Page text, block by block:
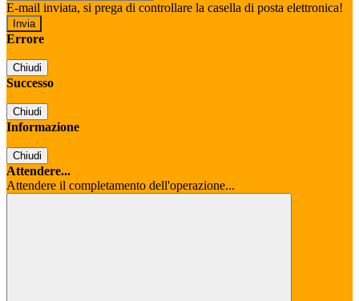
E-mail inviata, si prega di controllare la casella di posta elettronica!
Errore
Chiudi
Successo
Chiudi
Informazione
Chiudi
Attendere...
Attendere il completamento dell'operazione...